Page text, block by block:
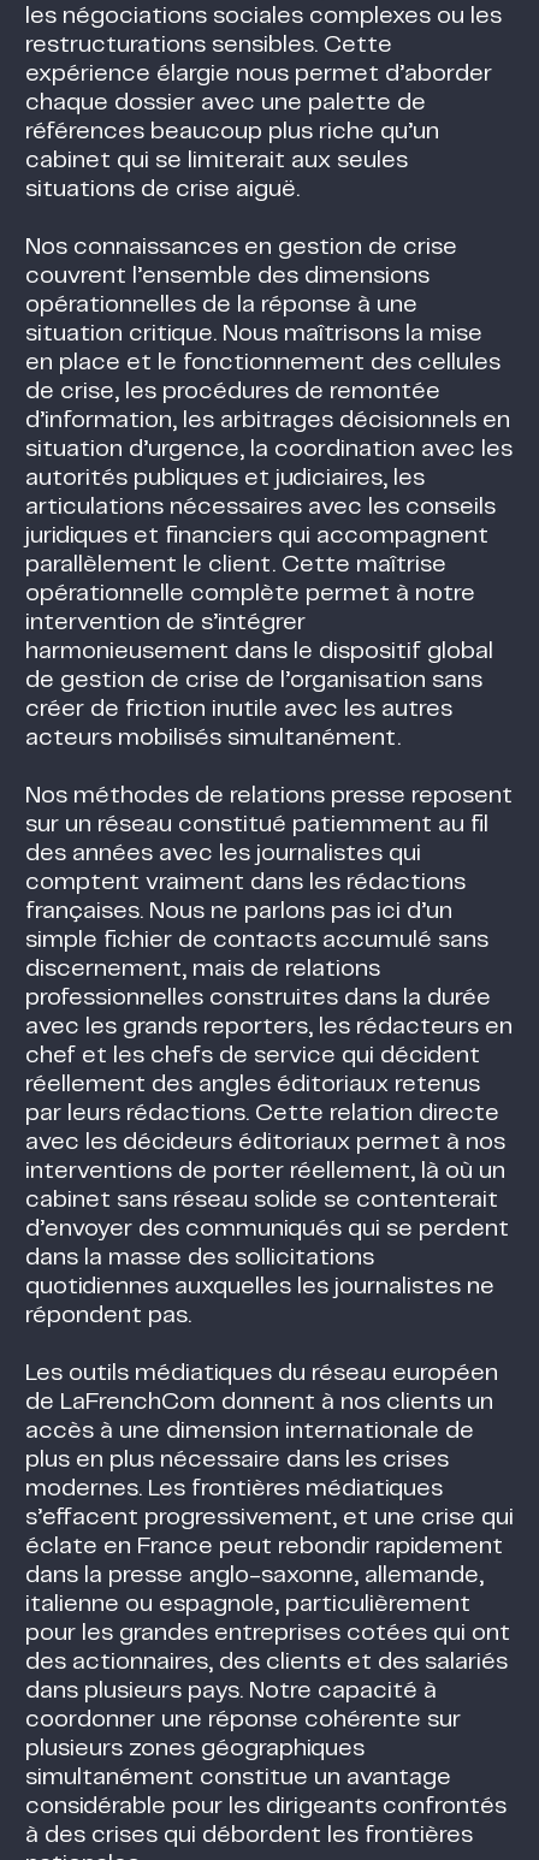
les négociations sociales complexes ou les
restructurations sensibles. Cette
expérience élargie nous permet d’aborder
chaque dossier avec une palette de
références beaucoup plus riche qu’un
cabinet qui se limiterait aux seules
situations de crise aiguë.
Nos connaissances en gestion de crise
couvrent l’ensemble des dimensions
opérationnelles de la réponse à une
situation critique. Nous maîtrisons la mise
en place et le fonctionnement des cellules
de crise, les procédures de remontée
d’information, les arbitrages décisionnels en
situation d’urgence, la coordination avec les
autorités publiques et judiciaires, les
articulations nécessaires avec les conseils
juridiques et financiers qui accompagnent
parallèlement le client. Cette maîtrise
opérationnelle complète permet à notre
intervention de s’intégrer
harmonieusement dans le dispositif global
de gestion de crise de l’organisation sans
créer de friction inutile avec les autres
acteurs mobilisés simultanément.
Nos méthodes de relations presse reposent
sur un réseau constitué patiemment au fil
des années avec les journalistes qui
comptent vraiment dans les rédactions
françaises. Nous ne parlons pas ici d’un
simple fichier de contacts accumulé sans
discernement, mais de relations
professionnelles construites dans la durée
avec les grands reporters, les rédacteurs en
chef et les chefs de service qui décident
réellement des angles éditoriaux retenus
par leurs rédactions. Cette relation directe
avec les décideurs éditoriaux permet à nos
interventions de porter réellement, là où un
cabinet sans réseau solide se contenterait
d’envoyer des communiqués qui se perdent
dans la masse des sollicitations
quotidiennes auxquelles les journalistes ne
répondent pas.
Les outils médiatiques du réseau européen
de LaFrenchCom donnent à nos clients un
accès à une dimension internationale de
plus en plus nécessaire dans les crises
modernes. Les frontières médiatiques
s’effacent progressivement, et une crise qui
éclate en France peut rebondir rapidement
dans la presse anglo-saxonne, allemande,
italienne ou espagnole, particulièrement
pour les grandes entreprises cotées qui ont
des actionnaires, des clients et des salariés
dans plusieurs pays. Notre capacité à
coordonner une réponse cohérente sur
plusieurs zones géographiques
simultanément constitue un avantage
considérable pour les dirigeants confrontés
à des crises qui débordent les frontières